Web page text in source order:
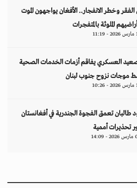
الفقر وخطر الانفجار.. الأفغان يواجهون الموت
الملوثة بالمتفجرات
العسكري يفاقم أزمات الخدمات الصحية
موجات نزوح جنوب لبنان
طالبان تعمق الفجوة الجندرية في أفغانستان
تحذيرات أممية